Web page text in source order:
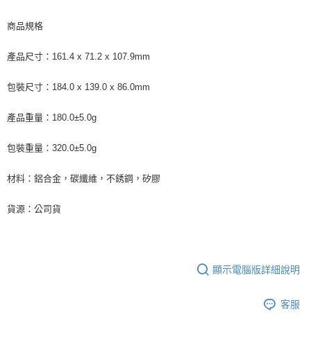
商品規格
產品尺寸：161.4 x 71.2 x 107.9mm
包裝尺寸：184.0 x 139.0 x 86.0mm
產品重量：180.0±5.0g
包裝重量：320.0±5.0g
材料：鋁合金，碳纖維，不銹鋼，矽膠
貨源：公司貨
顯示電腦版詳細說明
客服